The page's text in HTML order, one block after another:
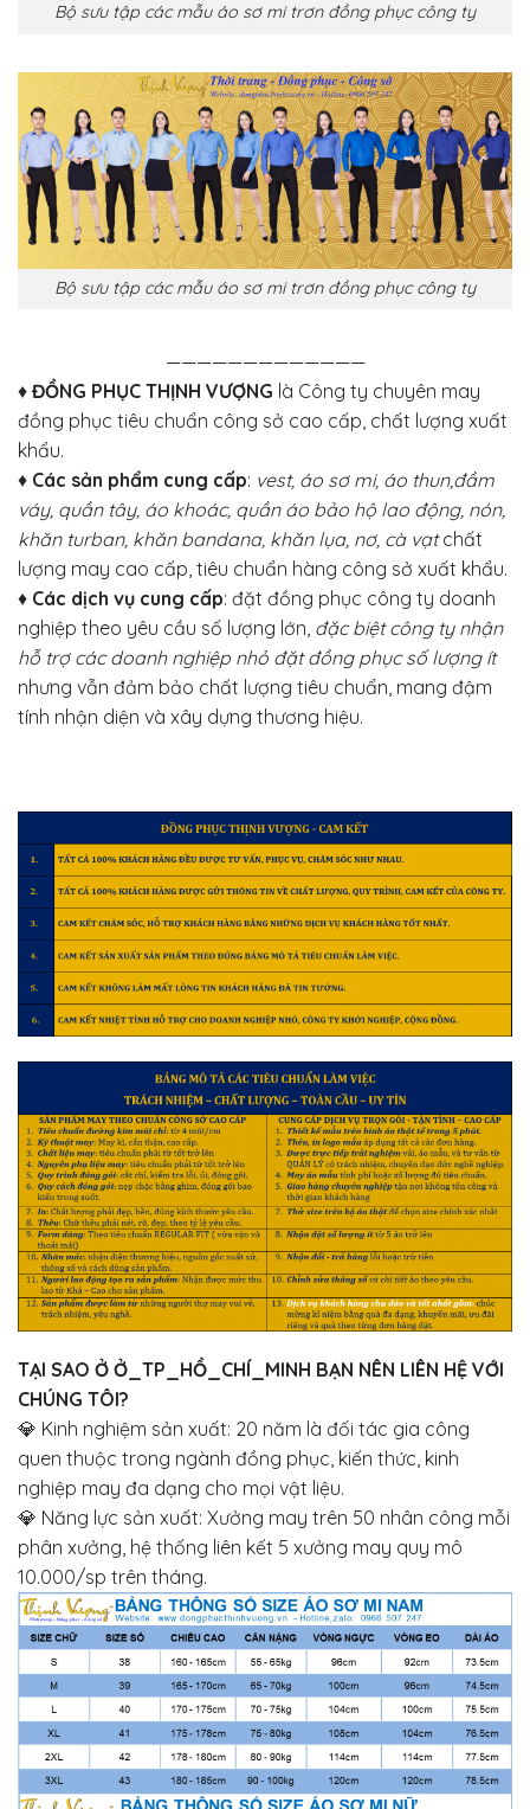
Bộ sưu tập các mẫu áo sơ mi trơn đồng phục công ty
Bộ sưu tập các mẫu áo sơ mi trơn đồng phục công ty
—————————————
♦ ĐỒNG PHỤC THỊNH VƯỢNG là Công ty chuyên may
đồng phục tiêu chuẩn công sở cao cấp, chất lượng xuất
khẩu.
♦ Các sản phẩm cung cấp: vest, áo sơ mi, áo thun,đầm
váy, quần tây, áo khoác, quần áo bảo hộ lao động, nón,
khăn turban, khăn bandana, khăn lụa, nơ, cà vạtchất
lượng may cao cấp, tiêu chuẩn hàng công sở xuất khẩu.
♦ Các dịch vụ cung cấp: đặt đồng phục công ty doanh
nghiệp theo yêu cầu số lượng lớn, đặc biệt công ty nhận
hỗ trợ các doanh nghiệp nhỏ đặt đồng phục số lượng ít
nhưng vẫn đảm bảo chất lượng tiêu chuẩn, mang đậm
tính nhận diện và xây dựng thương hiệu.
TẠI SAO Ở Ở_TP_HỒ_CHÍ_MINH BẠN NÊN LIÊN HỆ VỚI
CHÚNG TÔI?
💎 Kinh nghiệm sản xuất: 20 năm là đối tác gia công
quen thuộc trong ngành đồng phục, kiến thức, kinh
nghiệp may đa dạng cho mọi vật liệu.
💎 Năng lực sản xuất: Xưởng may trên 50 nhân công mỗi
phân xưởng, hệ thống liên kết 5 xưởng may quy mô
10.000/sp trên tháng.